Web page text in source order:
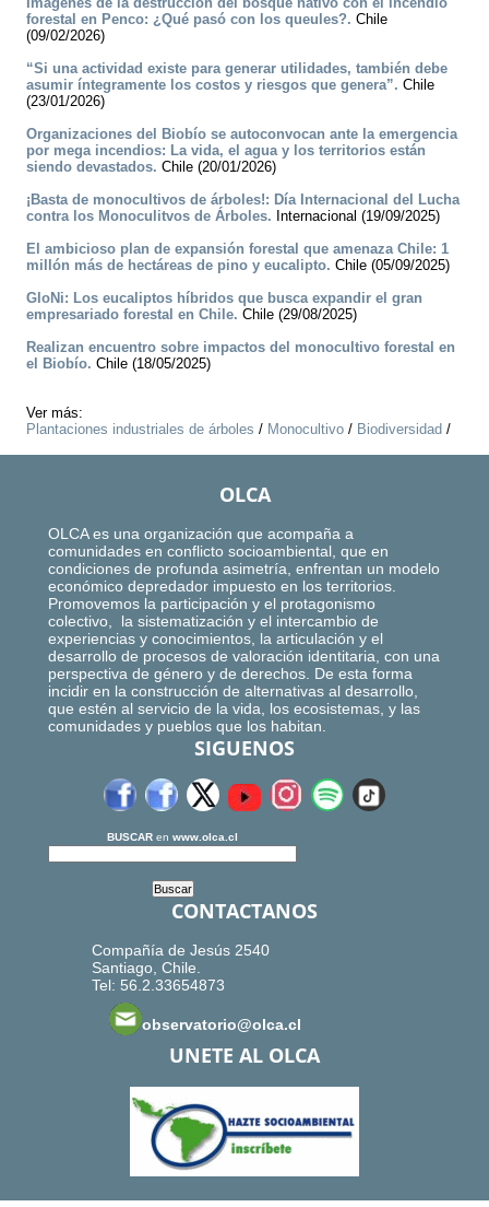
forestal en Penco: ¿Qué pasó con los queules?. Chile
(09/02/2026)
“Si una actividad existe para generar utilidades, también debe
asumir íntegramente los costos y riesgos que genera”. Chile
(23/01/2026)
Organizaciones del Biobío se autoconvocan ante la emergencia
por mega incendios: La vida, el agua y los territorios están
siendo devastados. Chile (20/01/2026)
¡Basta de monocultivos de árboles!: Día Internacional del Lucha
contra los Monoculitvos de Árboles. Internacional (19/09/2025)
El ambicioso plan de expansión forestal que amenaza Chile: 1
millón más de hectáreas de pino y eucalipto. Chile (05/09/2025)
GloNi: Los eucaliptos híbridos que busca expandir el gran
empresariado forestal en Chile. Chile (29/08/2025)
Realizan encuentro sobre impactos del monocultivo forestal en
el Biobío. Chile (18/05/2025)
Ver más:
Plantaciones industriales de árboles / Monocultivo / Biodiversidad /
OLCA
OLCA es una organización que acompaña a
comunidades en conflicto socioambiental, que en
condiciones de profunda asimetría, enfrentan un modelo
económico depredador impuesto en los territorios.
Promovemos la participación y el protagonismo
colectivo, la sistematización y el intercambio de
experiencias y conocimientos, la articulación y el
desarrollo de procesos de valoración identitaria, con una
perspectiva de género y de derechos. De esta forma
incidir en la construcción de alternativas al desarrollo,
que estén al servicio de la vida, los ecosistemas, y las
comunidades y pueblos que los habitan.
SIGUENOS
BUSCAR en www.olca.cl
CONTACTANOS
Compañía de Jesús 2540
Santiago, Chile.
Tel: 56.2.33654873
observatorio@olca.cl
UNETE AL OLCA